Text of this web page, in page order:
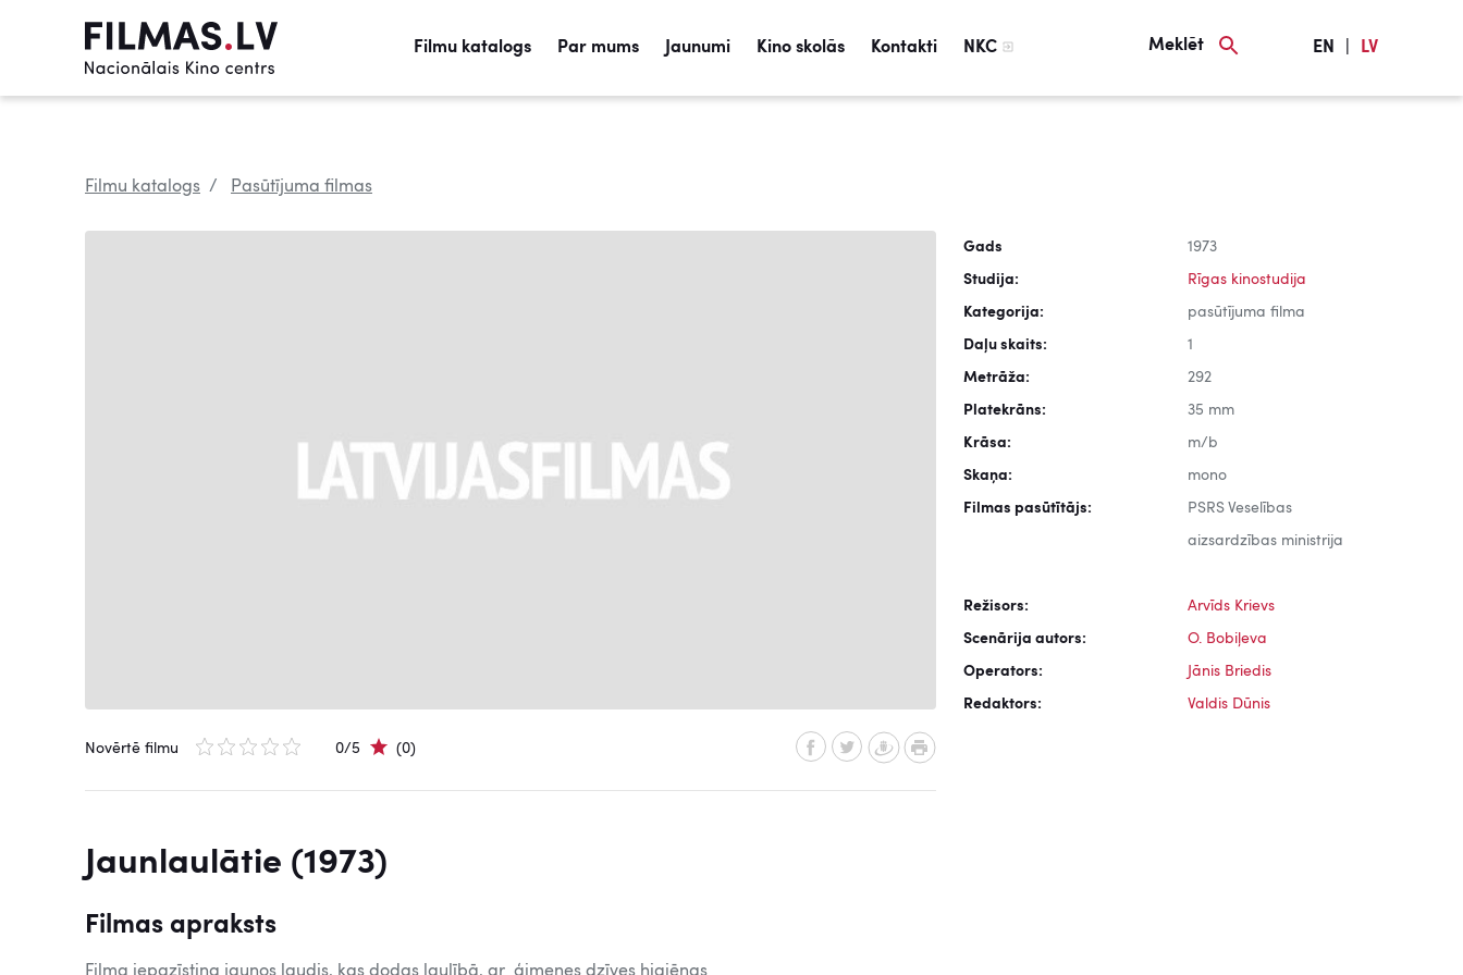
Filmu katalogs Par mums Jaunumi Kino skolās Kontakti NKC Meklēt EN LV
Filmu katalogs Pasūtījuma filmas
Novērtē filmu 0/5 (0)
Jaunlaulātie (1973)
Filmas apraksts
Gads 1973
Studija: Rīgas kinostudija
Kategorija: pasūtījuma filma
Daļu skaits: 1
Metrāža: 292
Platekrāns: 35 mm
Krāsa: m/b
Skaņa: mono
Filmas pasūtītājs: PSRS Veselības
aizsardzības ministrija
Režisors: Arvīds Krievs
Scenārija autors: O. Bobiļeva
Operators: Jānis Briedis
Redaktors: Valdis Dūnis